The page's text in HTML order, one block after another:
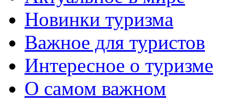
Новинки туризма
Важное для туристов
Интересное о туризме
О самом важном